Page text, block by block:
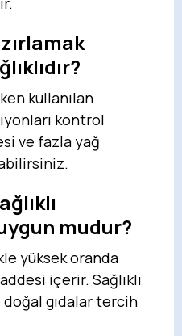
kullanılan
kontrol
ve fazla yağ
mudur?
yüksek oranda
içerir. Sağlıklı
gıdalar tercih